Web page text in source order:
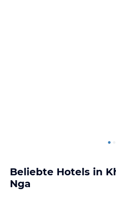
Beliebte Hotels in
Nga